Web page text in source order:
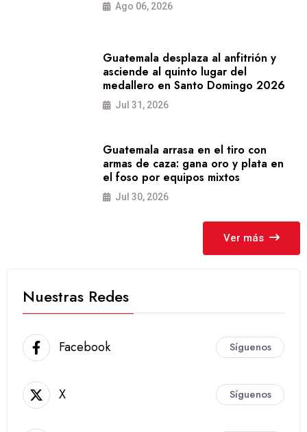
Ago 06, 2026
Guatemala desplaza al anfitrión y
asciende al quinto lugar del
medallero en Santo Domingo 2026
Jul 31, 2026
Guatemala arrasa en el tiro con
armas de caza: gana oro y plata en
el foso por equipos mixtos
Jul 30, 2026
Ver más
Nuestras Redes
Facebook Síguenos
X Síguenos